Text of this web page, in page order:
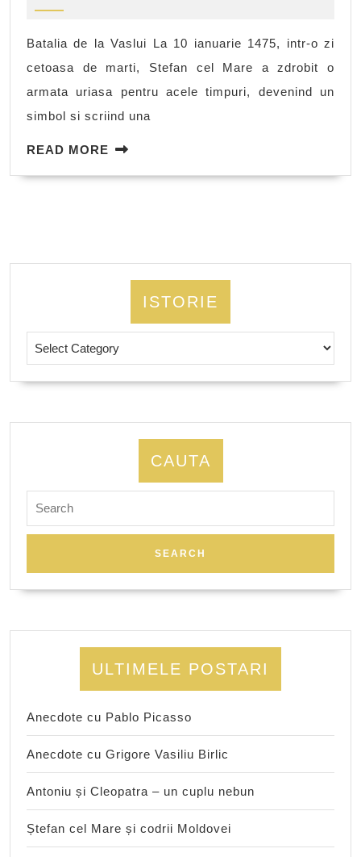
Batalia de la Vaslui La 10 ianuarie 1475, intr-o zi
cetoasa de marti, Stefan cel Mare a zdrobit o
armata uriasa pentru acele timpuri, devenind un
simbol si scriind una
READ MORE READ
ISTORIE
CAUTA
for:
ULTIMELE POSTARI
Anecdote cu Pablo Picasso
Anecdote cu Grigore Vasiliu Birlic
Antoniu și Cleopatra – un cuplu nebun
Ștefan cel Mare și codrii Moldovei